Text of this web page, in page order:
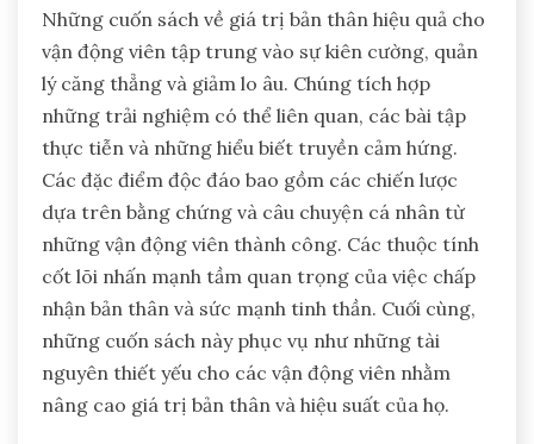
Những cuốn sách về giá trị bản thân hiệu quả cho
vận động viên tập trung vào sự kiên cường, quản
lý căng thẳng và giảm lo âu. Chúng tích hợp
những trải nghiệm có thể liên quan, các bài tập
thực tiễn và những hiểu biết truyền cảm hứng.
Các đặc điểm độc đáo bao gồm các chiến lược
dựa trên bằng chứng và câu chuyện cá nhân từ
những vận động viên thành công. Các thuộc tính
cốt lõi nhấn mạnh tầm quan trọng của việc chấp
nhận bản thân và sức mạnh tinh thần. Cuối cùng,
những cuốn sách này phục vụ như những tài
nguyên thiết yếu cho các vận động viên nhằm
nâng cao giá trị bản thân và hiệu suất của họ.